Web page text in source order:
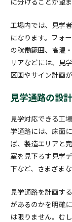
工場内では、見学
になります。フォ
の稼働範囲、高温
リアなどには、見
区画やサイン計画が
見学通路の設
見学対応できる工
学通路には、床面
ば、製造エリアと
室を見下ろす見学
下など、さまざま
見学通路を計画す
があるのかを明確
は限りません。む